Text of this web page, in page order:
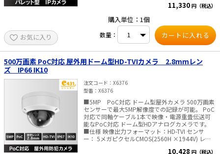
を同時に監視しなければならない場合、セキュリ
ティ監視は簡単な作業ではありません。 本製品は
作業効率を高め、ワークフロー改善に役立ちま
す。 ・防犯について・・・人が侵入した場合の
み、正確な警報を発します。 ・再生・録画検索に
ついて・・・人や車両などの映像を分類して速や
かに検索できます。 ■工場の場合 工場や倉庫には
高い原材料や商品が保管されています。 ここでの
セキュリティは非常に重要です。このような作業
バイスは効果的かつ効率的な代替ソリューション
を提供できます。 ・警備員のパトロールをカメラ
法侵入アラーム 人間の侵入イベントを検知した場
合にのみ警告を出すよう設定できます。 動物が侵
入してもアラームは出しません。 ■HVDTとは デ
ィープラーニングアルゴリズムを搭載した HVDT
by AI（Human & Vehicle Detection Technology
by AI）技術は、 フロントエンドとバックエンドの
デバイスに人物と車両の識別アラームを もたらし
像、赤外線ライト照射距離 最大30m WEBブラウ
ートガイド”に日本語の説明があります) 搭載スト
PoE(802.3af） 最大. 6.5 W 寸法 177.6 × 66.2 ×
67.8 mm ・重量 約270 g ※屋内/屋外ともにご
利用いただけます。 ■ご注意■ ACアダプタは付
属しておりません。 別途販売はこちらより
11,330 円（税込）
お気に入り
購入単位：1個
数量：
500万画素 PoC対応 屋外用ドーム型HD-TVIカメラ 2.8mmレン
ズ IP66 IK10
注文コード
X6376
型番
X6376
■5MP PoC対応 ドーム型屋外カメラ 500万画素
センサーで最大5MP解像度での記録が可能。 PoC
対応で同軸ケーブル1本で映像・電源重畳伝送可
能なPoC対応 ドーム型HDアナログカメラです。
■仕様 映像出力フォーマット：HD-TVI センサ
ー： 5メガピクセルCMOS(2560H ×1944V) レン
10,428 円（税込）